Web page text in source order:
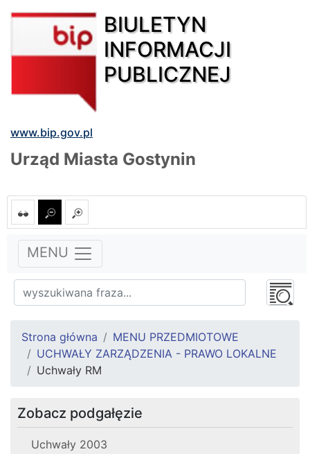
BIULETYN
INFORMACJI
PUBLICZNEJ
www.bip.gov.pl
Urząd Miasta Gostynin
MENU
Strona główna
MENU PRZEDMIOTOWE
UCHWAŁY ZARZĄDZENIA - PRAWO LOKALNE
Uchwały RM
Zobacz podgałęzie
Uchwały 2003